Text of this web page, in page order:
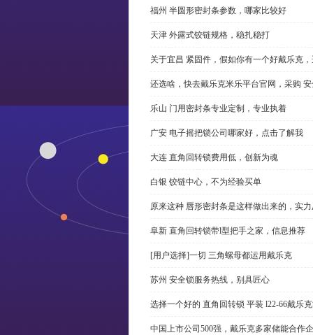
福州 半圆形密封条参数，哪家比较好
天津 外露式铰链规格，稳扎稳打
关于宜昌 紧固件，假如你有一个好戴乐克
还选啥，快去戴乐克米乐平台官网，采购
乐山 门用密封条专业定制，专业执着
广安 电子摇把锁公司哪家好，点击了解我
大连 直角回转锁费用低，创新为魂
白银 铰链中心，不为经验买单
原来这种 唇形密封条是这样做出来的，实
阜新 直角回转锁带l型把手之家，信息推荐
[用户选择]一切 三角螺母都运用戴乐克
苏州 安全锁服务热线，别具匠心
选择一个好的 直角回转锁 平装 l22-66戴乐
中国上市公司500强，戴乐克多家储能合作